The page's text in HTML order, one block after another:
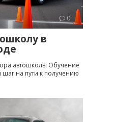
0
в
автошколы Обучение
на пути к получению